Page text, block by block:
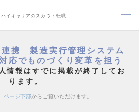
ハイキャリアのスカウト転職
携 製造実行管理システム
応でものづくり変革を担う_
情報はすでに掲載が終了してお
ります。
ページ下部からご覧いただけます。